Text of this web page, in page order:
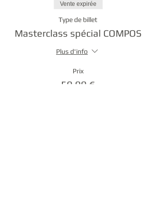
Vente expirée
Type de billet
Masterclass spécial COMPOS
Plus d'info
Prix
50,00 €